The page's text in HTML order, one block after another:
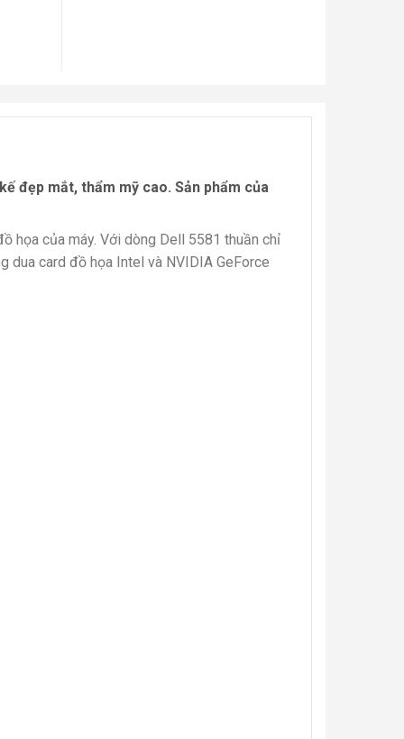
đẹp mắt, thẩm mỹ cao. Sản phẩm của
họa của máy. Với dòng Dell 5581 thuần chỉ
dua card đồ họa Intel và NVIDIA GeForce